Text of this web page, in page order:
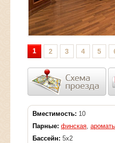
1 2 3 4 5
Вместимость: 10
Парные: финская,
Бассейн: 5х2